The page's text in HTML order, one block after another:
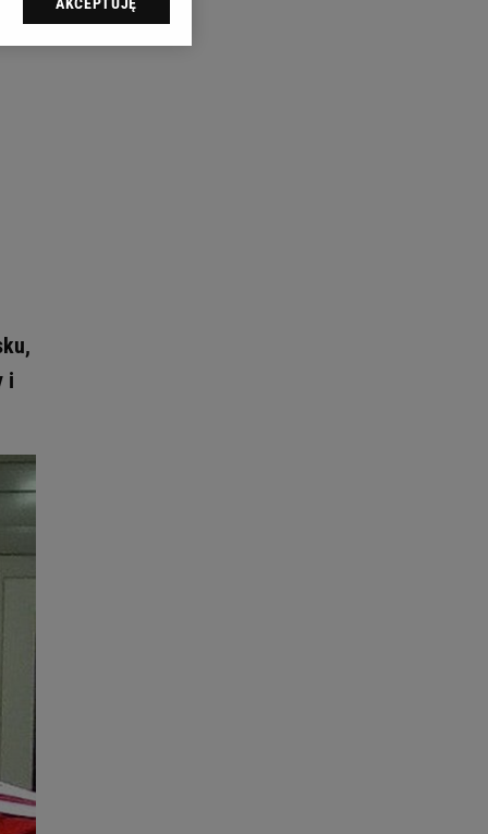
i
sp. z o.o., jej
swoje preferencje
celów identyfikacji.
reklam i treści,